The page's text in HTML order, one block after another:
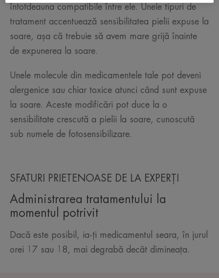
întotdeauna compatibile între ele. Unele tipuri de
tratament accentuează sensibilitatea pielii expuse la
soare, așa că trebuie să avem mare grijă înainte
de expunerea la soare.
Unele molecule din medicamentele tale pot deveni
alergenice sau chiar toxice atunci când sunt expuse
la soare. Aceste modificări pot duce la o
sensibilitate crescută a pielii la soare, cunoscută
sub numele de fotosensibilizare.
SFATURI PRIETENOASE DE LA EXPERȚI
Administrarea tratamentului la
momentul potrivit
Dacă este posibil, ia-ți medicamentul seara, în jurul
orei 17 sau 18, mai degrabă decât dimineața.